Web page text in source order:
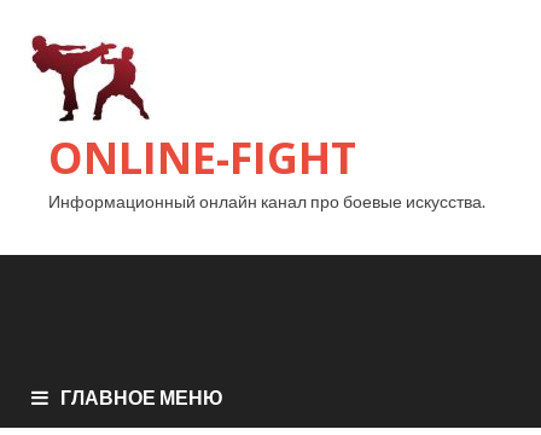
ONLINE-FIGHT
Информационный онлайн канал про боевые искусства.
ГЛАВНОЕ МЕНЮ